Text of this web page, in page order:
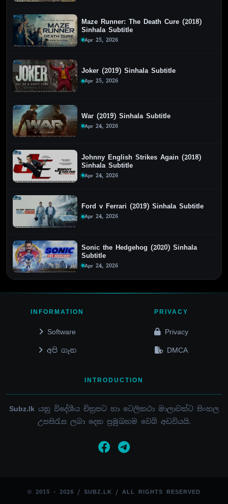
Maze Runner: The Death Cure (2018)
Sinhala Subtitle
Apr 25, 2026
Joker (2019) Sinhala Subtitle
Apr 25, 2026
War (2019) Sinhala Subtitle
Apr 24, 2026
Johnny English Strikes Again (2018)
Sinhala Subtitle
Apr 24, 2026
Ford v Ferrari (2019) Sinhala Subtitle
Apr 24, 2026
Sonic the Hedgehog (2020) Sinhala
Subtitle
Apr 24, 2026
INFORMATION
Software
අපි ගැන
PRIVACY
Privacy
DMCA
INTRODUCTION
Subz.lk යනු විදේශීය චිත්‍රපට හා ටෙලිකථා මාලාවන්ට සිංහල
උපසිරැස ලබා දෙන ප්‍රමුඛතම වෙබ් අඩවියයි.
© 2015 - 2026 / SUBZ.LK / ALL RIGHTS RESERVED